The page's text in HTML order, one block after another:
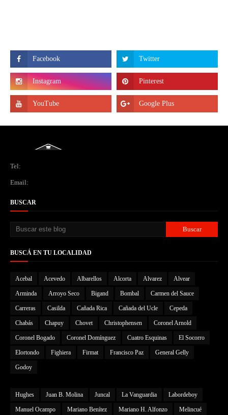
Tel:
Email:
BUSCAR
BUSCÁ EN TU LOCALIDAD
Acebal Acevedo Albarellos Alcorta Alvarez Alvear
Arminda Arroyo Seco Bigand Bombal Carmen del Sauce
Carreras Casilda Cañada Rica Cañada del Ucle Cepeda
Chabás Chapuy Chovet Christophensen Coronel Arnold
Coronel Bogado Coronel Domínguez Cuatro Esquinas El Socorro
Elortondo Fighiera Firmat Francisco Paz General Gelly
Godoy
Hughes Juan B. Molina Juncal La Vanguardia Labordeboy
Manuel Ocampo Mariano Benítez Mariano H. Alfonzo Melincué